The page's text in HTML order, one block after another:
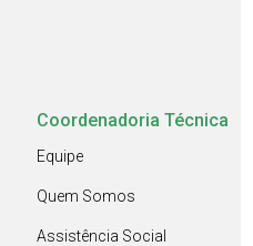
Coordenadoria Técnica
Equipe
Quem Somos
Assistência Social